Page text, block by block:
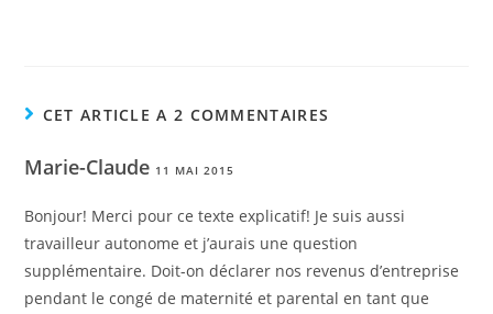
CET ARTICLE A 2 COMMENTAIRES
Marie-Claude 11 MAI 2015
Bonjour! Merci pour ce texte explicatif! Je suis aussi
travailleur autonome et j’aurais une question
supplémentaire. Doit-on déclarer nos revenus d’entreprise
pendant le congé de maternité et parental en tant que